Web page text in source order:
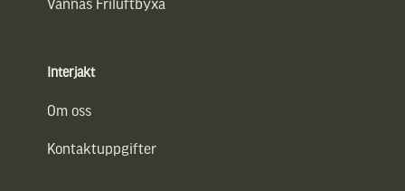
Vännäs Friluftbyxa
Interjakt
Om oss
Kontaktuppgifter